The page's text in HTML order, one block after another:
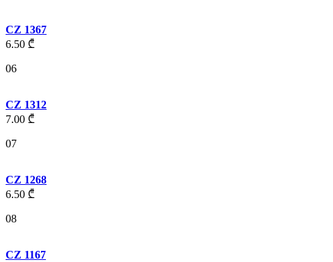
CZ 1367
6.50 ₾
06
CZ 1312
7.00 ₾
07
CZ 1268
6.50 ₾
08
CZ 1167